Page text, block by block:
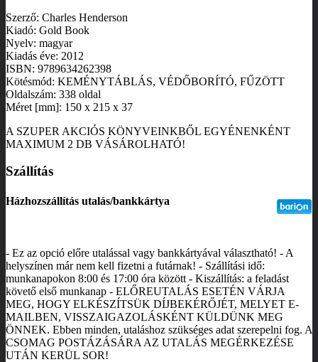
Szerző: Charles Henderson
Kiadó: Gold Book
Nyelv: magyar
Kiadás éve: 2012
ISBN: 9789634262398
Kötésmód: KEMÉNYTÁBLÁS, VÉDŐBORÍTÓ, FŰZÖTT
Oldalszám: 338 oldal
Méret [mm]: 150 x 215 x 37
A SZUPER AKCIÓS KÖNYVEINKBŐL EGYÉNENKÉNT
MAXIMUM 2 DB VÁSÁROLHATÓ!
Szállítás
Házhozszállítás utalás/bankkártya
- Ez az opció előre utalással vagy bankkártyával választható! - A
helyszínen már nem kell fizetni a futárnak! - Szállítási idő:
munkanapokon 8:00 és 17:00 óra között - Kiszállítás: a feladást
követő első munkanap - ELŐREUTALÁS ESETÉN VÁRJA
MEG, HOGY ELKÉSZÍTSÜK DÍJBEKÉRŐJÉT, MELYET E-
MAILBEN, VISSZAIGAZOLÁSKÉNT KÜLDÜNK MEG
ÖNNEK. Ebben minden, utaláshoz szükséges adat szerepelni fog. A
CSOMAG POSTÁZÁSÁRA AZ UTALÁS MEGÉRKEZÉSE
UTÁN KERÜL SOR!